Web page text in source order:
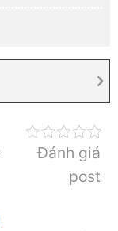
Đánh giá
post